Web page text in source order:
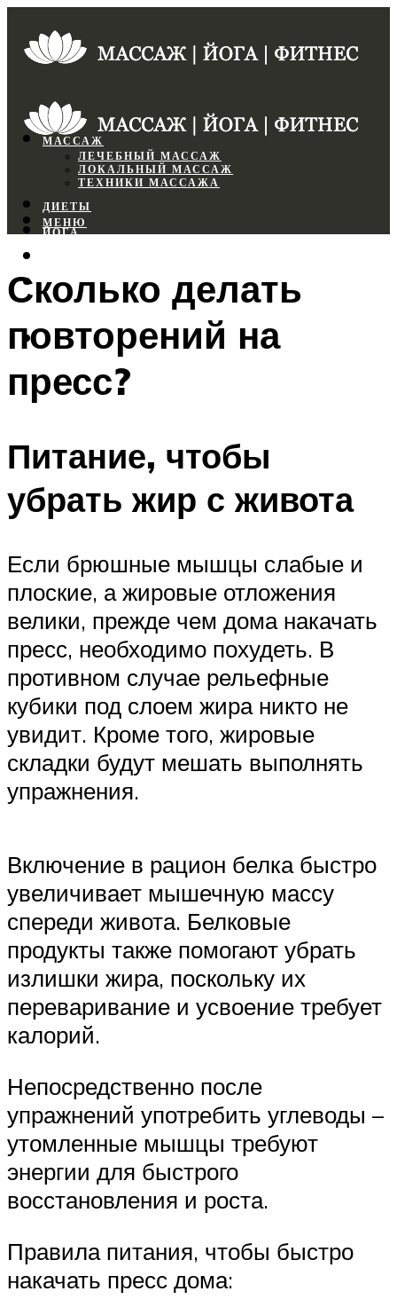
МАССАЖ
ЛЕЧЕБНЫЙ МАССАЖ
ЛОКАЛЬНЫЙ МАССАЖ
ТЕХНИКИ МАССАЖА
ДИЕТЫ
ЙОГА
ФИТНЕС
МЕНЮ
МЕНЮ
Сколько делать
повторений на
пресс?
Питание, чтобы
убрать жир с живота
Если брюшные мышцы слабые и
плоские, а жировые отложения
велики, прежде чем дома накачать
пресс, необходимо похудеть. В
противном случае рельефные
кубики под слоем жира никто не
увидит. Кроме того, жировые
складки будут мешать выполнять
упражнения.
Включение в рацион белка быстро
увеличивает мышечную массу
спереди живота. Белковые
продукты также помогают убрать
излишки жира, поскольку их
переваривание и усвоение требует
калорий.
Непосредственно после
упражнений употребить углеводы –
утомленные мышцы требуют
энергии для быстрого
восстановления и роста.
Правила питания, чтобы быстро
накачать пресс дома: